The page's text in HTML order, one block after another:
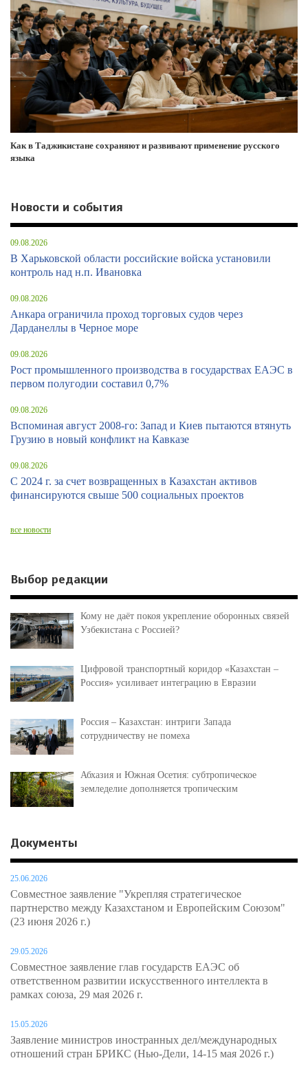
Как в Таджикистане сохраняют и развивают применение русского
языка
Новости и события
09.08.2026
В Харьковской области российские войска установили
контроль над н.п. Ивановка
09.08.2026
Анкара ограничила проход торговых судов через
Дарданеллы в Черное море
09.08.2026
Рост промышленного производства в государствах ЕАЭС в
первом полугодии составил 0,7%
09.08.2026
Вспоминая август 2008-го: Запад и Киев пытаются втянуть
Грузию в новый конфликт на Кавказе
09.08.2026
С 2024 г. за счет возвращенных в Казахстан активов
финансируются свыше 500 социальных проектов
все новости
Выбор редакции
Кому не даёт покоя укрепление оборонных связей
Узбекистана с Россией?
Цифровой транспортный коридор «Казахстан –
Россия» усиливает интеграцию в Евразии
Россия – Казахстан: интриги Запада
сотрудничеству не помеха
Абхазия и Южная Осетия: субтропическое
земледелие дополняется тропическим
Документы
25.06.2026
Совместное заявление "Укрепляя стратегическое
партнерство между Казахстаном и Европейским Союзом"
(23 июня 2026 г.)
29.05.2026
Совместное заявление глав государств ЕАЭС об
ответственном развитии искусственного интеллекта в
рамках союза, 29 мая 2026 г.
15.05.2026
Заявление министров иностранных дел/международных
отношений стран БРИКС (Нью-Дели, 14-15 мая 2026 г.)